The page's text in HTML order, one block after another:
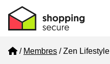
Home
Membres Zen Lifestyle